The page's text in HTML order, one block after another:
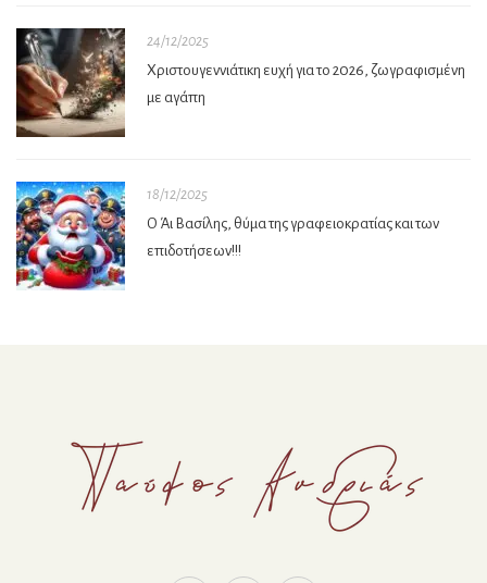
24/12/2025
Χριστουγεννιάτικη ευχή για το 2026, ζωγραφισμένη
με αγάπη
18/12/2025
Ο Άι Βασίλης, θύμα της γραφειοκρατίας και των
επιδοτήσεων!!!